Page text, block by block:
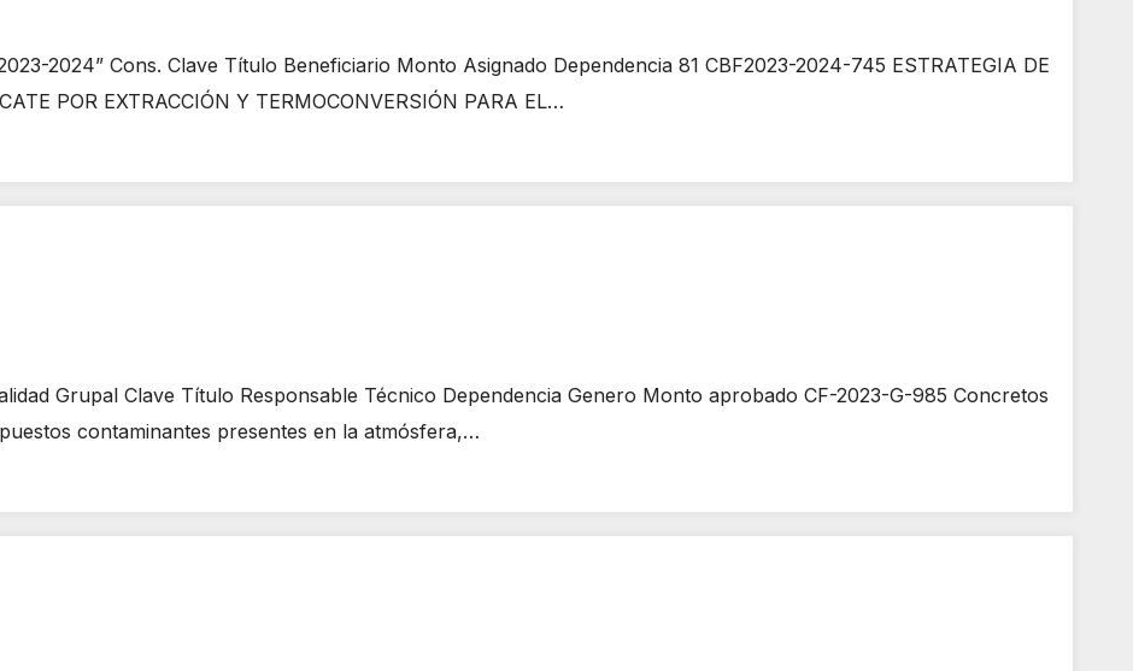
2024” Cons. Clave Título Beneficiario Monto Asignado Dependencia 81 CBF2023-2024-745 ESTRATEGIA DE
POR EXTRACCIÓN Y TERMOCONVERSIÓN PARA EL…
Grupal Clave Título Responsable Técnico Dependencia Genero Monto aprobado CF-2023-G-985 Concretos
contaminantes presentes en la atmósfera,…